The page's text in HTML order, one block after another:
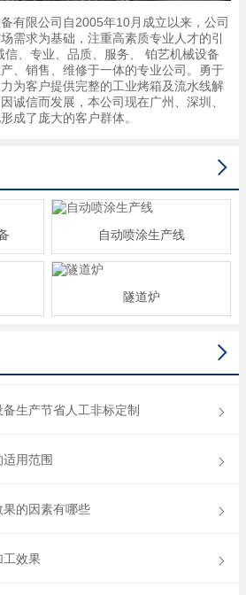
有限公司自2005年10月成立以来，公司
需求为基础，注重高素质专业人才的引
信、专业、品质、服务、 铂艺机械设备
、销售、维修于一体的专业公司。勇于
为客户提供完整的工业烤箱及流水线解
诚信而发展，本公司现在广州、深圳、
成了庞大的客户群体。

自动喷涂生产线
隧道炉

生产节省人工非标定制
用范围
的因素有哪些
工效果